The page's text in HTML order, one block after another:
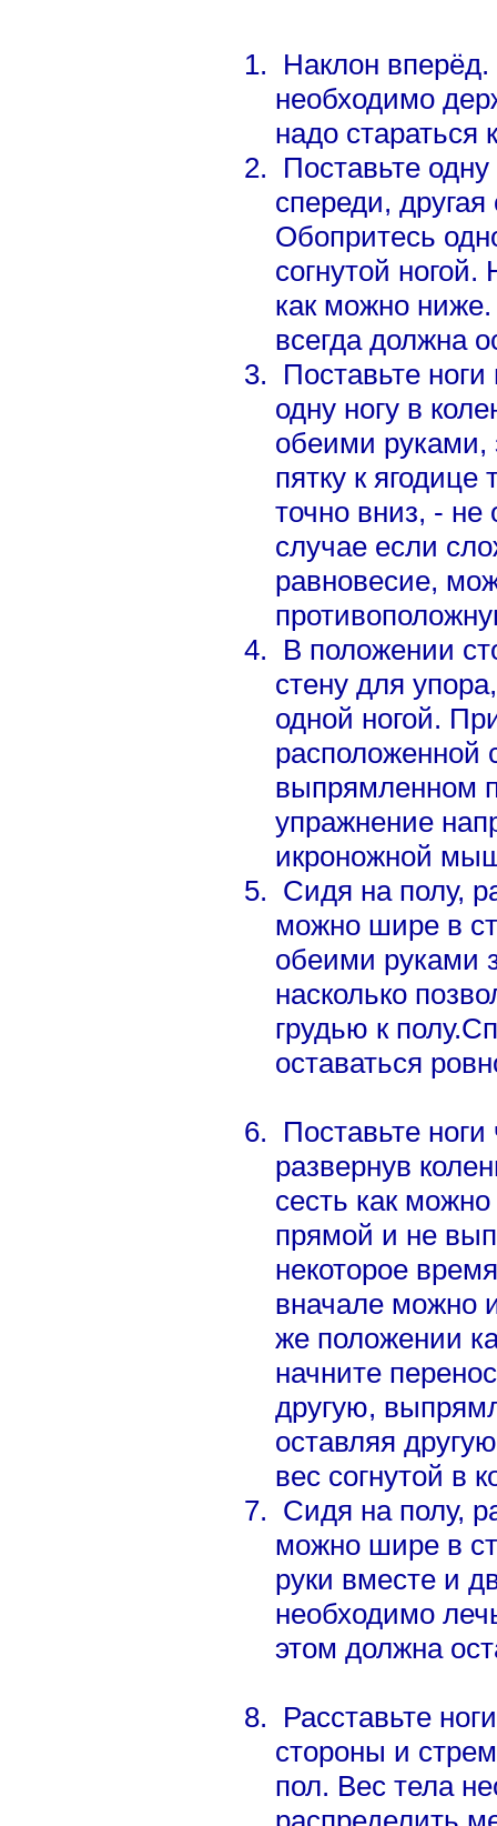
Наклон
необходимо
надо стараться
Поставьте одну
спереди,
Обопритесь
согнутой ногой.
как можно
всегда должна
Поставьте
одну ногу в
обеими руками,
пятку к
точно вниз, - не
случае если
равновесие,
В положении
стену для
одной ногой.
расположенной
выпрямленном
упражнение
икроножной
Сидя на полу,
можно шире в
обеими руками
насколько
грудью к
оставаться
Поставьте
развернув
сесть как
прямой и не
некоторое
вначале можно
же положении
начните
другую,
оставляя
вес согнутой в
Сидя на полу,
можно шире в
руки вместе и
необходимо
этом должна
Расставьте
стороны и
пол. Вес тела